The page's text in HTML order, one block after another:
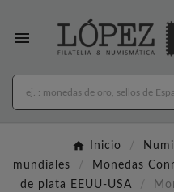

Inicio
mundiales
Monedas
de plata EEUU-USA